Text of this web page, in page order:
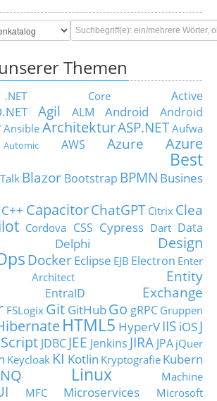
Themen
.NET Core
Active
Agil ALM Android
Android
Ansible ArchitekturASP.NETAufwa
Automic AWS Azure
Azure
Best
Blazor Bootstrap BPMN Busines
C++ CapacitorChatGPT Citrix Clea
Cordova CSS Cypress Dart Data
Delphi
Design
DockerEclipse EJB Electron Enter
Entity
EntraID
Exchange
FSLogix Git GitHubGo gRPC Gruppen
HTML5 HyperVIIS iOSJ
JDBC JEE Jenkins JIRA JPA jQuer
Keycloak KI Kotlin Kryptografie Kubern
Linux
Machine
MFC Microservices
Microsoft